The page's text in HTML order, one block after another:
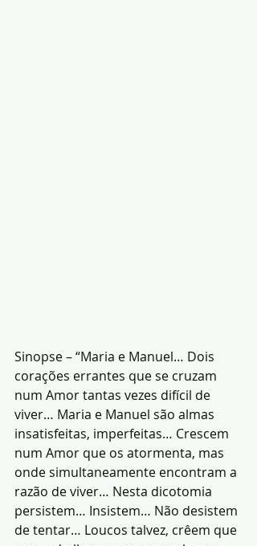
Sinopse – “Maria e Manuel… Dois
corações errantes que se cruzam
num Amor tantas vezes difícil de
viver… Maria e Manuel são almas
insatisfeitas, imperfeitas… Crescem
num Amor que os atormenta, mas
onde simultaneamente encontram a
razão de viver… Nesta dicotomia
persistem… Insistem… Não desistem
de tentar… Loucos talvez, crêem que